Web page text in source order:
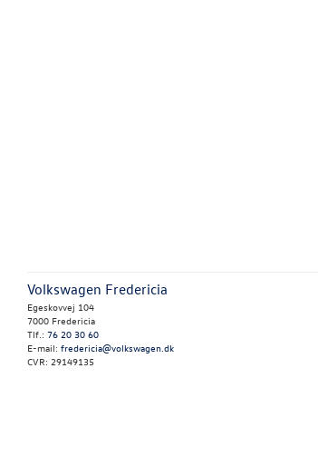
Volkswagen Fredericia
Egeskovvej 104
7000 Fredericia
Tlf.: 76 20 30 60
E-mail: fredericia@volkswagen.dk
CVR: 29149135